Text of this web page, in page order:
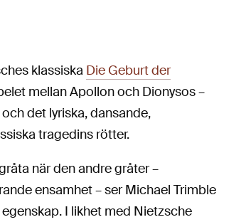
klassiska Die Geburt der
mellan Apollon och Dionysos –
det lyriska, dansande,
tragedins rötter.
när den andre gråter –
ensamhet – ser Michael Trimble
I likhet med Nietzsche